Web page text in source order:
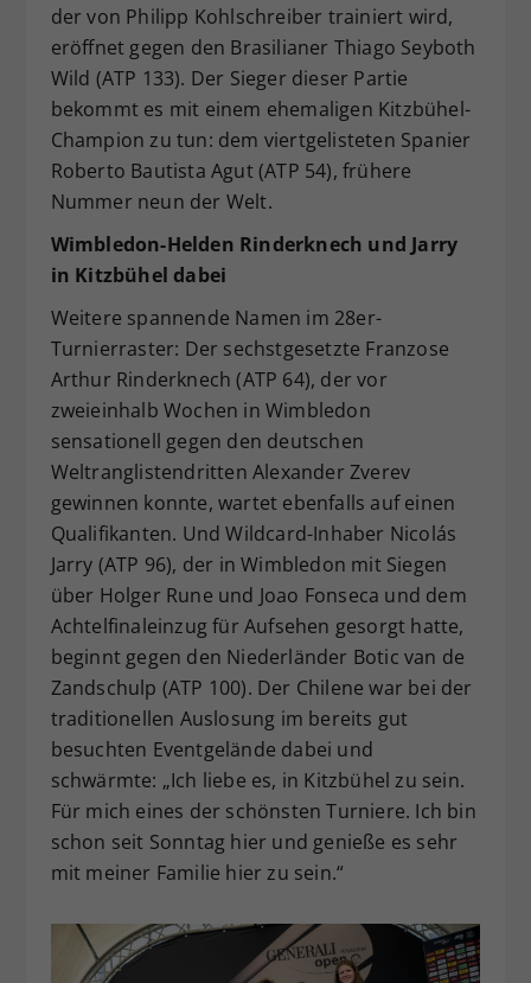
der von Philipp Kohlschreiber trainiert wird,
eröffnet gegen den Brasilianer Thiago Seyboth
Wild (ATP 133). Der Sieger dieser Partie
bekommt es mit einem ehemaligen Kitzbühel-
Champion zu tun: dem viertgelisteten Spanier
Roberto Bautista Agut (ATP 54), frühere
Nummer neun der Welt.
Wimbledon-Helden Rinderknech und Jarry
in Kitzbühel dabei
Weitere spannende Namen im 28er-
Turnierraster: Der sechstgesetzte Franzose
Arthur Rinderknech (ATP 64), der vor
zweieinhalb Wochen in Wimbledon
sensationell gegen den deutschen
Weltranglistendritten Alexander Zverev
gewinnen konnte, wartet ebenfalls auf einen
Qualifikanten. Und Wildcard-Inhaber Nicolás
Jarry (ATP 96), der in Wimbledon mit Siegen
über Holger Rune und Joao Fonseca und dem
Achtelfinaleinzug für Aufsehen gesorgt hatte,
beginnt gegen den Niederländer Botic van de
Zandschulp (ATP 100). Der Chilene war bei der
traditionellen Auslosung im bereits gut
besuchten Eventgelände dabei und
schwärmte: „Ich liebe es, in Kitzbühel zu sein.
Für mich eines der schönsten Turniere. Ich bin
schon seit Sonntag hier und genieße es sehr
mit meiner Familie hier zu sein.“